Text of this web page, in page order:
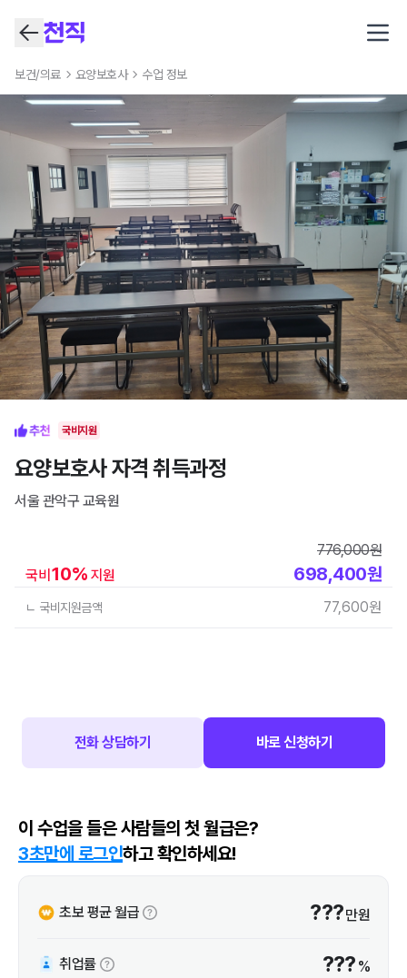
보건/의료 요양보호사 수업 정보
국비지원
요양보호사 자격 취득과정
서울 관악구 교육원
국비 10% 지원
776,000원
698,400원
ㄴ 국비지원금액 77,600원
전화 상담하기 바로 신청하기
이 수업을 들은 사람들의 첫 월급은?
3초만에 로그인하고 확인하세요!
초보 평균 월급 ???만원
취업률 ??? %